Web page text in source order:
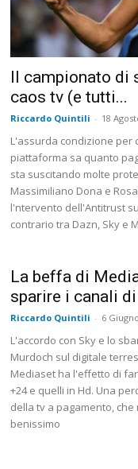
Il campionato di
caos tv (e tutti...
Riccardo Quintili - 18
L'assurda condizione per
piattaforma sa quanto
sta suscitando molte
Massimiliano Dona e
l'ntervento dell'Antitrust
contrario tra Dazn, Sky e
La beffa di
sparire i canali
Riccardo Quintili - 6
L'accordo con Sky e lo
Murdoch sul digitale
Mediaset ha l'effetto di
+24 e quelli in Hd. Una
della tv a pagamento,
benissimo